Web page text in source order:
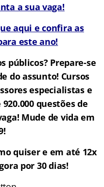
a sua vaga!
aqui e confira as
este ano!
públicos? Prepare-se
do assunto! Cursos
especialistas e
questões de
Mude de vida em
quiser e em até 12x
por 30 dias!